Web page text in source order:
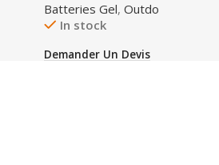
Batteries Gel, Outdo
In stock
Demander Un Devis